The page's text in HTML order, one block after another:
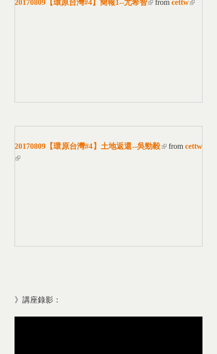
20170809【環原台灣#4】簡報1--尤希智(link is external)
from cettw(link
20170809【環原台灣#4】土地返還--吳勁毅(link is
fromcettw
(link is external)
》講座錄影：